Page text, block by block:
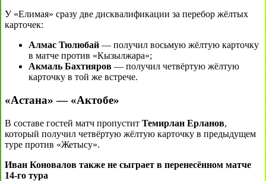
У «Елимая» сразу две дисквалификации за перебор жёлтых
карточек:
Алмас Тюлюбай — получил восьмую жёлтую карточку
в матче против «Кызылжара»;
Акмаль Бахтияров — получил четвёртую жёлтую
карточку в той же встрече.
«Астана» — «Актобе»
В составе гостей матч пропустит Темирлан Ерланов,
который получил четвёртую жёлтую карточку в предыдущем
туре против «Жетысу».
Иван Коновалов также не сыграет в перенесённом матче
14-го тура